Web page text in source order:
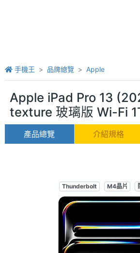
手機王 品牌總覽 Apple
Apple iPad Pro 13
texture 玻璃版 Wi-Fi
產品總覽 介紹規格
Thunderbolt M4晶片